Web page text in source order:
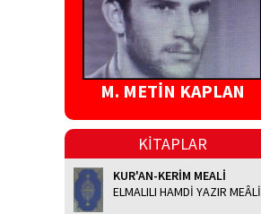
M. METİN KAPLAN
KİTAPLAR
KUR'AN-KERİM MEALİ
ELMALILI HAMDİ YAZIR MEÂLİ